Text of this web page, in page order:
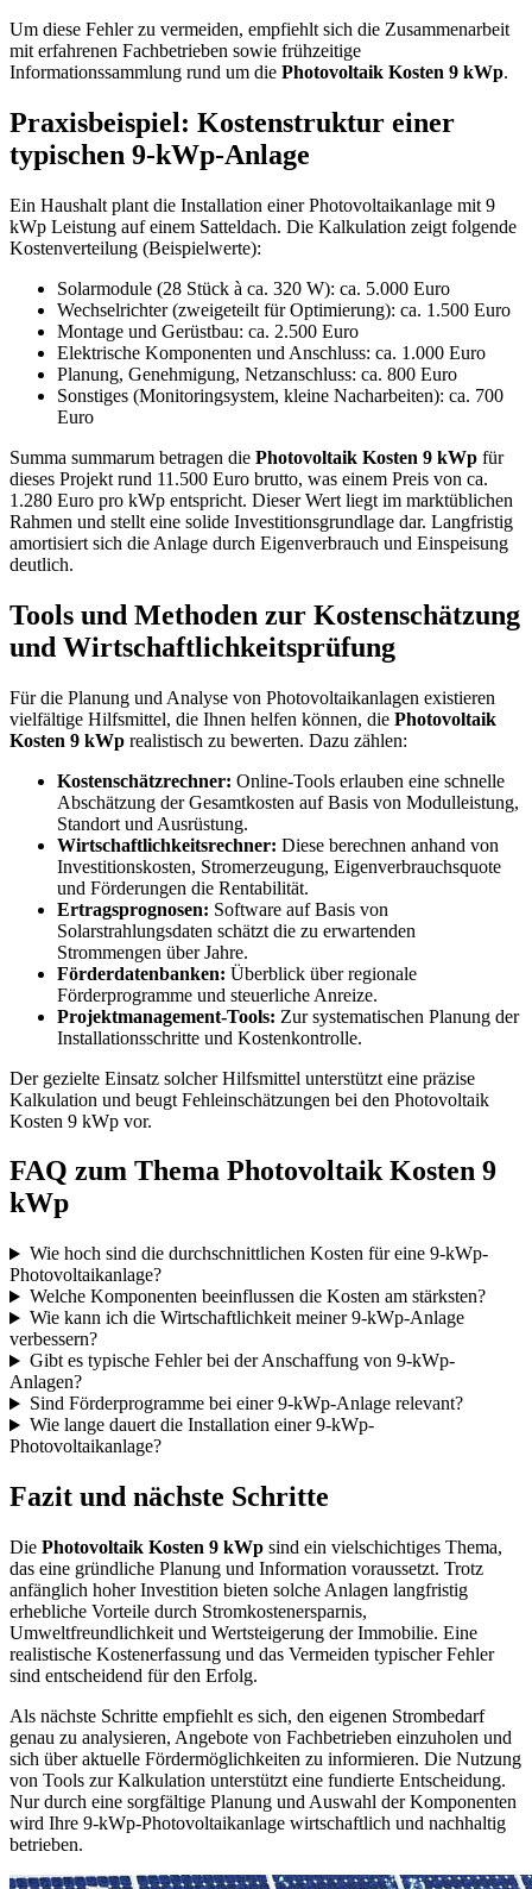
Um diese Fehler zu vermeiden, empfiehlt sich die Zusammenarbeit
mit erfahrenen Fachbetrieben sowie frühzeitige
Informationssammlung rund um die Photovoltaik Kosten 9 kWp.
Praxisbeispiel: Kostenstruktur einer
typischen 9-kWp-Anlage
Ein Haushalt plant die Installation einer Photovoltaikanlage mit 9
kWp Leistung auf einem Satteldach. Die Kalkulation zeigt folgende
Kostenverteilung (Beispielwerte):
Solarmodule (28 Stück à ca. 320 W): ca. 5.000 Euro
Wechselrichter (zweigeteilt für Optimierung): ca. 1.500 Euro
Montage und Gerüstbau: ca. 2.500 Euro
Elektrische Komponenten und Anschluss: ca. 1.000 Euro
Planung, Genehmigung, Netzanschluss: ca. 800 Euro
Sonstiges (Monitoringsystem, kleine Nacharbeiten): ca. 700
Euro
Summa summarum betragen die Photovoltaik Kosten 9 kWp für
dieses Projekt rund 11.500 Euro brutto, was einem Preis von ca.
1.280 Euro pro kWp entspricht. Dieser Wert liegt im marktüblichen
Rahmen und stellt eine solide Investitionsgrundlage dar. Langfristig
amortisiert sich die Anlage durch Eigenverbrauch und Einspeisung
deutlich.
Tools und Methoden zur Kostenschätzung
und Wirtschaftlichkeitsprüfung
Für die Planung und Analyse von Photovoltaikanlagen existieren
vielfältige Hilfsmittel, die Ihnen helfen können, die Photovoltaik
Kosten 9 kWp realistisch zu bewerten. Dazu zählen:
Kostenschätzrechner: Online-Tools erlauben eine schnelle
Abschätzung der Gesamtkosten auf Basis von Modulleistung,
Standort und Ausrüstung.
Wirtschaftlichkeitsrechner: Diese berechnen anhand von
Investitionskosten, Stromerzeugung, Eigenverbrauchsquote
und Förderungen die Rentabilität.
Ertragsprognosen: Software auf Basis von
Solarstrahlungsdaten schätzt die zu erwartenden
Strommengen über Jahre.
Förderdatenbanken: Überblick über regionale
Förderprogramme und steuerliche Anreize.
Projektmanagement-Tools: Zur systematischen Planung der
Installationsschritte und Kostenkontrolle.
Der gezielte Einsatz solcher Hilfsmittel unterstützt eine präzise
Kalkulation und beugt Fehleinschätzungen bei den Photovoltaik
Kosten 9 kWp vor.
FAQ zum Thema Photovoltaik Kosten 9
kWp
Wie hoch sind die durchschnittlichen Kosten für eine 9-kWp-
Photovoltaikanlage?
Welche Komponenten beeinflussen die Kosten am stärksten?
Wie kann ich die Wirtschaftlichkeit meiner 9-kWp-Anlage
verbessern?
Gibt es typische Fehler bei der Anschaffung von 9-kWp-
Anlagen?
Sind Förderprogramme bei einer 9-kWp-Anlage relevant?
Wie lange dauert die Installation einer 9-kWp-
Photovoltaikanlage?
Fazit und nächste Schritte
Die Photovoltaik Kosten 9 kWp sind ein vielschichtiges Thema,
das eine gründliche Planung und Information voraussetzt. Trotz
anfänglich hoher Investition bieten solche Anlagen langfristig
erhebliche Vorteile durch Stromkostenersparnis,
Umweltfreundlichkeit und Wertsteigerung der Immobilie. Eine
realistische Kostenerfassung und das Vermeiden typischer Fehler
sind entscheidend für den Erfolg.
Als nächste Schritte empfiehlt es sich, den eigenen Strombedarf
genau zu analysieren, Angebote von Fachbetrieben einzuholen und
sich über aktuelle Fördermöglichkeiten zu informieren. Die Nutzung
von Tools zur Kalkulation unterstützt eine fundierte Entscheidung.
Nur durch eine sorgfältige Planung und Auswahl der Komponenten
wird Ihre 9-kWp-Photovoltaikanlage wirtschaftlich und nachhaltig
betrieben.